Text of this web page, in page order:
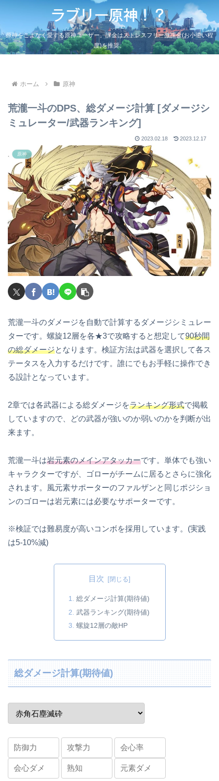
原神をこよなく愛する原神ユーザー。課金はストレスフリー微課金(お小遣い程
度)を推奨。
ホーム 原神
荒瀧一斗のDPS、総ダメージ計算 [ダメージシ
ミュレーター/武器ランキング]
2023.02.18 2023.12.17
原神
荒瀧一斗のダメージを自動で計算するダメージシミュレー
ターです。螺旋12層を各★3で攻略すると想定して90秒間
の総ダメージとなります。検証方法は武器を選択して各ス
テータスを入力するだけです。誰にでもお手軽に操作でき
る設計となっています。
2章では各武器による総ダメージをランキング形式で掲載
していますので、どの武器が強いのか弱いのかを判断が出
来ます。
荒瀧一斗は岩元素のメインアタッカーです。単体でも強い
キャラクターですが、ゴローがチームに居るとさらに強化
されます。風元素サポーターのファルザンと同じポジショ
ンのゴローは岩元素には必要なサポーターです。
※検証では難易度が高いコンボを採用しています。(実践
は5-10%減)
目次
総ダメージ計算(期待値)
武器ランキング(期待値)
螺旋12層の敵HP
総ダメージ計算(期待値)